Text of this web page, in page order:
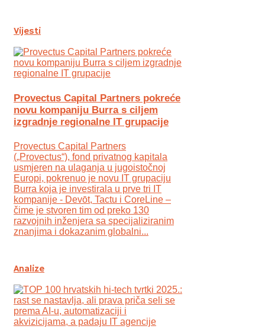
Vijesti
Provectus Capital Partners pokreće
novu kompaniju Burra s ciljem
izgradnje regionalne IT grupacije
Provectus Capital Partners
(„Provectus“), fond privatnog kapitala
usmjeren na ulaganja u jugoistočnoj
Europi, pokrenuo je novu IT grupaciju
Burra koja je investirala u prve tri IT
kompanije - Devōt, Tactu i CoreLine –
čime je stvoren tim od preko 130
razvojnih inženjera sa specijaliziranim
znanjima i dokazanim globalni...
Analize